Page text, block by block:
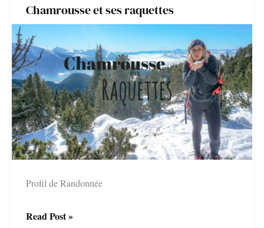
Chamonix
Chamrousse et ses raquettes
Profil de Randonnée
Chamrousse
Read Post »